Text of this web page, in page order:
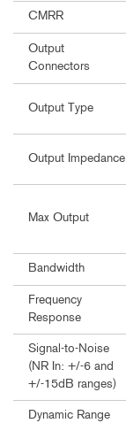
CMRR
Output
Connectors
Output Type
Output Impedance
Max Output
Bandwidth
Frequency
Response
Signal-to-Noise
(NR In: +/-6 and
+/-15dB ranges)
Dynamic Range